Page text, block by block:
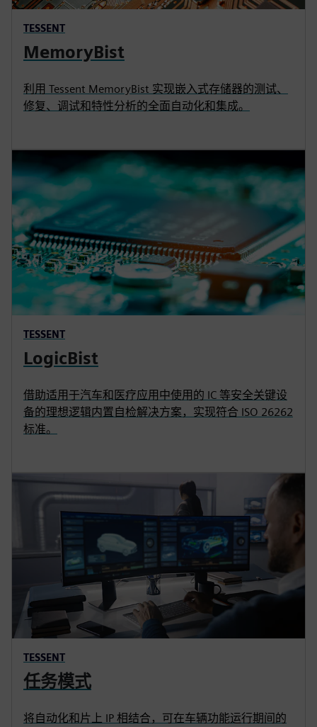
TESSENT
MemoryBist
利用 Tessent MemoryBist 实现嵌入式存储器的测试、
修复、调试和特性分析的全面自动化和集成。
TESSENT
LogicBist
借助适用于汽车和医疗应用中使用的 IC 等安全关键设
备的理想逻辑内置自检解决方案，实现符合 ISO 26262
标准。
TESSENT
任务模式
将自动化和片上 IP 相结合，可在车辆功能运行期间的